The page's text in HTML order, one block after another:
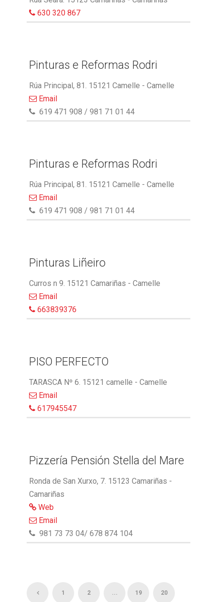
630 320 867
Pinturas e Reformas Rodri
Rúa Principal, 81. 15121 Camelle - Camelle
Email
619 471 908 / 981 71 01 44
Pinturas e Reformas Rodri
Rúa Principal, 81. 15121 Camelle - Camelle
Email
619 471 908 / 981 71 01 44
Pinturas Liñeiro
Curros n 9. 15121 Camariñas - Camelle
Email
663839376
PISO PERFECTO
TARASCA Nº 6. 15121 camelle - Camelle
Email
617945547
Pizzería Pensión Stella del Mare
Ronda de San Xurxo, 7. 15123 Camariñas -
Camariñas
Web
Email
981 73 73 04/ 678 874 104
1 2 ... 19 20